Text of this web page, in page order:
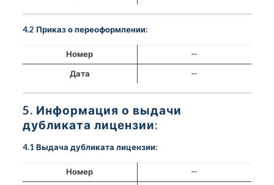
4.2 Приказ о переоформлении:
Номер
—
Дата
—
5. Информация о выдачи
дубликата лицензии:
4.1 Выдача дубликата лицензии:
Номер
—